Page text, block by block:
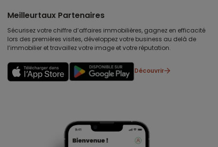
Meilleurtaux Partenaires
Sécurisez votre chiffre d’affaires immobilières, gagnez en efficacité
lors des premières visites, développez votre business au delà de
l’immobilier et travaillez votre image et votre réputation.
Découvrir